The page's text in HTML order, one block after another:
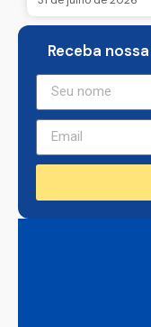
Receba